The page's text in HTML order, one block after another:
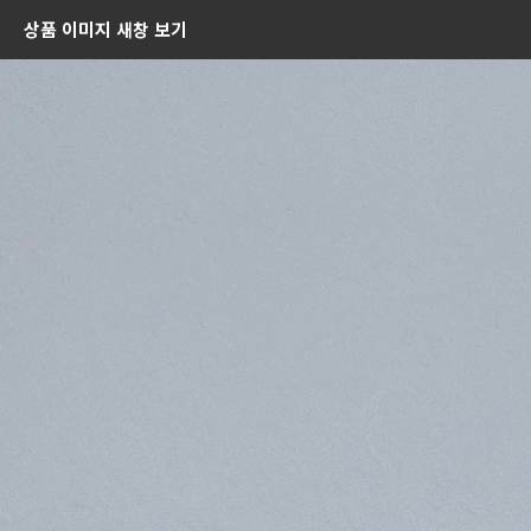
상품 이미지 새창 보기